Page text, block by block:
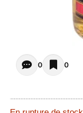
Opiniones -
0 0